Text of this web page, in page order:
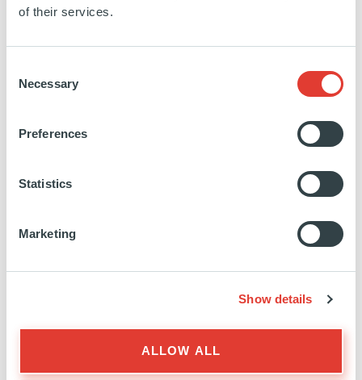
of their services.
Selection
Necessary
Preferences
Statistics
Marketing
Show details
ALLOW ALL
aux objectifs d'investissement spécifiques de nos
licence en administration des affaires (finance -
marketing) de l'université de Saint-Gall (Suisse). Il
RELATIONS INVESTISSEURS